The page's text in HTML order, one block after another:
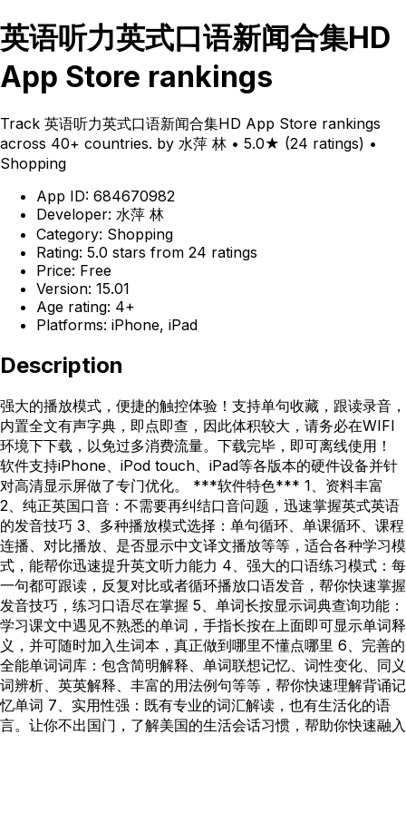
英语听力英式口语新闻合集HD
App Store rankings
Track 英语听力英式口语新闻合集HD App Store rankings
across 40+ countries. by 水萍 林 • 5.0★ (24 ratings) •
Shopping
App ID: 684670982
Developer: 水萍 林
Category: Shopping
Rating: 5.0 stars from 24 ratings
Price: Free
Version: 15.01
Age rating: 4+
Platforms: iPhone, iPad
Description
强大的播放模式，便捷的触控体验！支持单句收藏，跟读录音，
内置全文有声字典，即点即查，因此体积较大，请务必在WIFI
环境下下载，以免过多消费流量。下载完毕，即可离线使用！
软件支持iPhone、iPod touch、iPad等各版本的硬件设备并针
对高清显示屏做了专门优化。 ***软件特色*** 1、资料丰富
2、纯正英国口音：不需要再纠结口音问题，迅速掌握英式英语
的发音技巧 3、多种播放模式选择：单句循环、单课循环、课程
连播、对比播放、是否显示中文译文播放等等，适合各种学习模
式，能帮你迅速提升英文听力能力 4、强大的口语练习模式：每
一句都可跟读，反复对比或者循环播放口语发音，帮你快速掌握
发音技巧，练习口语尽在掌握 5、单词长按显示词典查询功能：
学习课文中遇见不熟悉的单词，手指长按在上面即可显示单词释
义，并可随时加入生词本，真正做到哪里不懂点哪里 6、完善的
全能单词词库：包含简明解释、单词联想记忆、词性变化、同义
词辨析、英英解释、丰富的用法例句等等，帮你快速理解背诵记
忆单词 7、实用性强：既有专业的词汇解读，也有生活化的语
言。让你不出国门，了解美国的生活会话习惯，帮助你快速融入